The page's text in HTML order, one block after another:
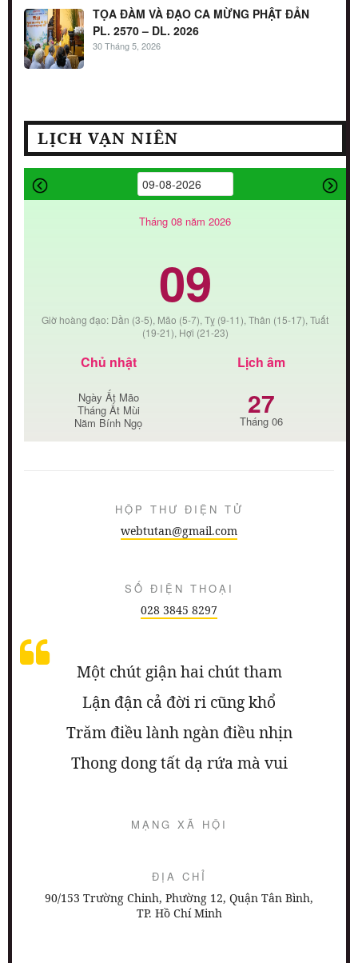
TỌA ĐÀM VÀ ĐẠO CA MỪNG PHẬT ĐẢN
PL. 2570 – DL. 2026
30 Tháng 5, 2026
LỊCH VẠN NIÊN
Tháng 08 năm 2026
09
Giờ hoàng đạo: Dần (3-5), Mão (5-7), Tỵ (9-11), Thân (15-17), Tuất
(19-21), Hợi (21-23)
Chủ nhật
Ngày Ất Mão
Tháng Ất Mùi
Năm Bính Ngọ
Lịch âm
27
Tháng 06
HỘP THƯ ĐIỆN TỬ
webtutan@gmail.com
SỐ ĐIỆN THOẠI
028 3845 8297
Một chút giận hai chút tham
Lận đận cả đời ri cũng khổ
Trăm điều lành ngàn điều nhịn
Thong dong tất dạ rứa mà vui
MẠNG XÃ HỘI
ĐỊA CHỈ
90/153 Trường Chinh, Phường 12, Quận Tân Bình,
TP. Hồ Chí Minh